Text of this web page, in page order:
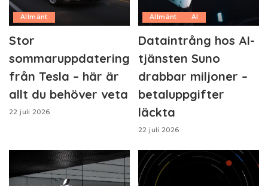
Allmänt
Stor
sommaruppdatering
från Tesla – här är
allt du behöver veta
22 juli 2026
Allmänt AI
Dataintrång hos AI-
tjänsten Suno
drabbar miljoner –
betaluppgifter
läckta
22 juli 2026